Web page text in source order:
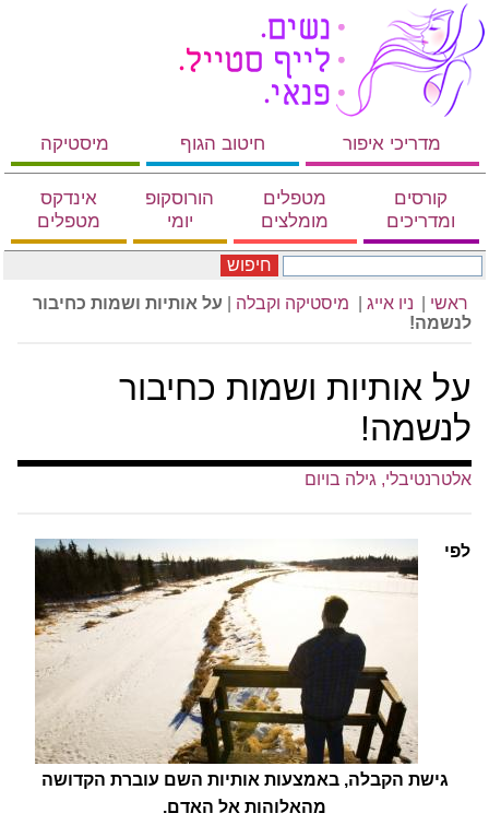
מדריכי איפור חיטוב הגוף מיסטיקה
קורסים
ומדריכים
מטפלים
מומלצים
הורוסקופ
יומי
אינדקס
מטפלים
חיפוש
ראשי ניו אייג מיסטיקה וקבלה
על אותיות ושמות כחיבור
לנשמה!
על אותיות ושמות כחיבור
לנשמה!
אלטרנטיבלי, גילה בויום
לפי
גישת הקבלה, באמצעות אותיות השם עוברת הקדושה
מהאלוהות אל האדם.